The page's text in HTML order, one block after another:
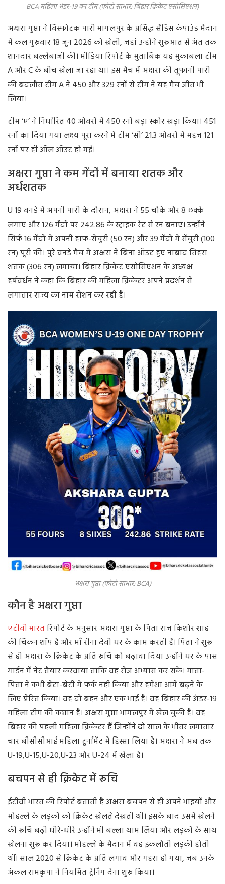
BCA महिला अंडर-19 वन टीम (फोटो साभार: बिहार क्रिकेट एसोसिएशन)
अक्षरा गुप्ता ने विस्फोटक पारी भागलपुर के प्रसिद्ध सैंडिस कंपाउंड मैदान
में कल गुरुवार 18 जून 2026 को खेली, जहां उन्होंने शुरुआत से अंत तक
शानदार बल्लेबाजी की। मीडिया रिपोर्ट के मुताबिक यह मुकाबला टीम
A और C के बीच खेला जा रहा था। इस मैच में अक्षरा की तूफानी पारी
की बदलौत टीम A ने 450 और 329 रनों से टीम ने यह मैच जीत भी
लिया।
टीम ‘ए’ ने निर्धारित 40 ओवरों में 450 रनों बड़ा स्कोर खड़ा किया। 451
रनों का दिया गया लक्ष्य पूरा करने में टीम ‘सी’ 21.3 ओवरों में महज 121
रनों पर ही ऑल ऑउट हो गई।
अक्षरा गुप्ता ने कम गेंदों में बनाया शतक और
अर्धशतक
U 19 वनडे में अपनी पारी के दौरान, अक्षरा ने 55 चौके और 8 छक्के
लगाए और 126 गेंदों पर 242.86 के स्ट्राइक रेट से रन बनाए। उन्होंने
सिर्फ़ 16 गेंदों में अपनी हाफ़-सेंचुरी (50 रन) और 39 गेंदों में सेंचुरी (100
रन) पूरी की। पुरे वनडे मैच में अक्षरा ने बिना ऑउट हुए नाबाद तिहरा
शतक (306 रन) लगाया। बिहार क्रिकेट एसोसिएशन के अध्यक्ष
हर्षवर्धन ने कहा कि बिहार की महिला क्रिकेटर अपने प्रदर्शन से
लगातार राज्य का नाम रोशन कर रही हैं।
अक्षरा गुप्ता (फोटो साभार: BCA)
कौन है अक्षरा गुप्ता
एटीवी भारतरिपोर्ट के अनुसार अक्षरा गुप्ता के पिता राज किशोर शाह
की चिकन शॉप है और माँ रीना देवी घर के काम करती हैं। पिता ने शुरू
से ही अक्षरा के क्रिकेट के प्रति रूचि को बढ़ावा दिया उन्होंने घर के पास
गार्डन में नेट तैयार करवाया ताकि वह रोज अभ्यास कर सकें। माता-
पिता ने कभी बेटा-बेटी में फर्क नहीं किया और हमेशा आगे बढ़ने के
लिए प्रेरित किया। वह दो बहन और एक भाई हैं। वह बिहार की अंडर-19
महिला टीम की कप्तान हैं। अक्षरा गुप्ता भागलपुर में खेल चुकी हैं। वह
बिहार की पहली महिला क्रिकेटर हैं जिन्होंने दो साल के भीतर लगातार
चार बीसीसीआई महिला टूर्नामेंट में हिस्सा लिया है। अक्षरा ने अब तक
U-19,U-15,U-20,U-23 और U-24 में खेला है।
बचपन से ही क्रिकेट में रूचि
ईटीवी भारत की रिपोर्ट बताती है अक्षरा बचपन से ही अपने भाइयों और
मोहल्ले के लड़कों को क्रिकेट खेलते देखती थी। इसके बाद उसमें खेलने
की रूचि बढ़ी धीरे-धीरे उन्होंने भी बल्ला थाम लिया और लड़कों के साथ
खेलना शुरू कर दिया। मोहल्ले के मैदान में वह इकलौती लड़की होती
थीं। साल 2020 से क्रिकेट के प्रति लगाव और गहरा हो गया, जब उनके
अंकल रामकृपा ने नियमित ट्रेनिंग देना शुरू किया।